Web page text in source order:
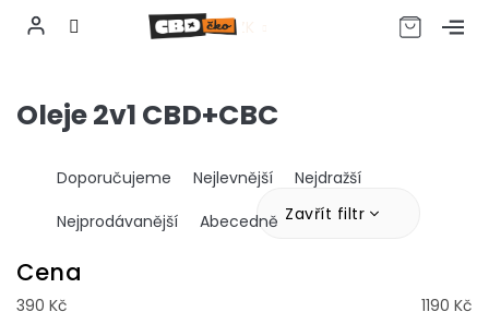
obsah
CZK
Oleje 2v1 CBD+CBC
Ř
a
n
í
p
Doporučujeme Nejlevnější
Nejdražší
Nejprodávanější
Abecedně Zavřít filtr
Cena
390 Kč 1190 Kč